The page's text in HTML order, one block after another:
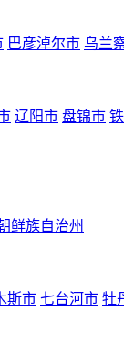
巴彦淖尔市 乌兰
辽阳市 盘锦市
鲜族自治州
斯市 七台河市 牡